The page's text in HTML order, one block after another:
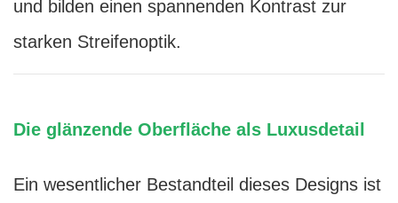
und bilden einen spannenden Kontrast zur
starken Streifenoptik.
Die glänzende Oberfläche als Luxusdetail
Ein wesentlicher Bestandteil dieses Designs ist